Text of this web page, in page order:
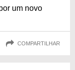
um novo
COMPARTILHAR